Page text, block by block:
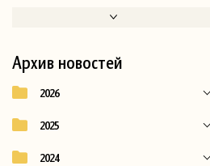
Архив новостей
2026
2025
2024